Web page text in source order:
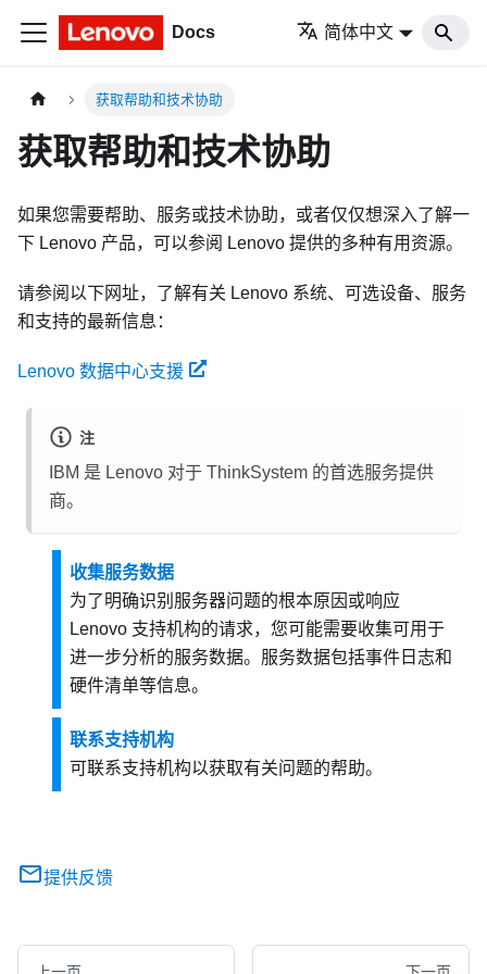
Docs 简体中文
获取帮助和技术协助
获取帮助和技术协助
如果您需要帮助、服务或技术协助，或者仅仅想深入了解一
下 Lenovo 产品，可以参阅 Lenovo 提供的多种有用资源。
请参阅以下网址，了解有关 Lenovo 系统、可选设备、服务
和支持的最新信息：
Lenovo 数据中心支援
注
IBM 是 Lenovo 对于 ThinkSystem 的首选服务提供
商。
收集服务数据
为了明确识别服务器问题的根本原因或响应
Lenovo 支持机构的请求，您可能需要收集可用于
进一步分析的服务数据。服务数据包括事件日志和
硬件清单等信息。
联系支持机构
可联系支持机构以获取有关问题的帮助。
提供反馈